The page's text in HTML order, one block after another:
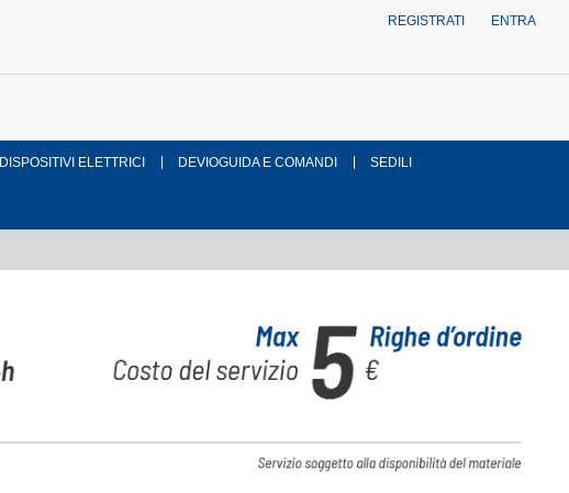
REGISTRATI ENTRA
DISPOSITIVI ELETTRICI DEVIOGUIDA E COMANDI SEDILI